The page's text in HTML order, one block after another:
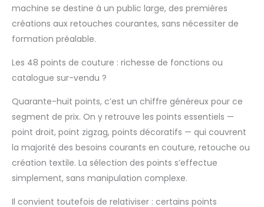
un adaptateur
d'aiguille et un pied de
vous avez besoin pour
réparations mineures
aux travaux plus
exigeants. Éclairage
intégré : l'éclairage
intégré assure une
excellente visibilité
lorsque vous travaillez,
même dans des pièces
faiblement éclairées.
machine se destine à un public large, des premières
créations aux retouches courantes, sans nécessiter de
formation préalable.
Les 48 points de couture : richesse de fonctions ou
catalogue sur-vendu ?
Quarante-huit points, c’est un chiffre généreux pour ce
segment de prix. On y retrouve les points essentiels —
point droit, point zigzag, points décoratifs — qui couvrent
la majorité des besoins courants en couture, retouche ou
création textile. La sélection des points s’effectue
simplement, sans manipulation complexe.
Il convient toutefois de relativiser : certains points